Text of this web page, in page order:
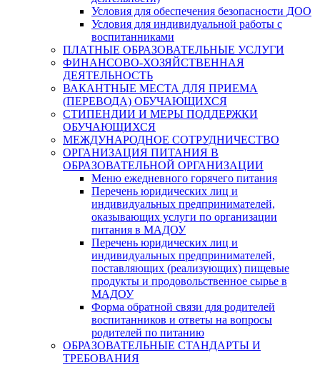
Условия для обеспечения безопасности ДОО
Условия для индивидуальной работы с
воспитанниками
ПЛАТНЫЕ ОБРАЗОВАТЕЛЬНЫЕ УСЛУГИ
ФИНАНСОВО-ХОЗЯЙСТВЕННАЯ
ДЕЯТЕЛЬНОСТЬ
ВАКАНТНЫЕ МЕСТА ДЛЯ ПРИЕМА
(ПЕРЕВОДА) ОБУЧАЮЩИХСЯ
СТИПЕНДИИ И МЕРЫ ПОДДЕРЖКИ
ОБУЧАЮЩИХСЯ
МЕЖДУНАРОДНОЕ СОТРУДНИЧЕСТВО
ОРГАНИЗАЦИЯ ПИТАНИЯ В
ОБРАЗОВАТЕЛЬНОЙ ОРГАНИЗАЦИИ
Меню ежедневного горячего питания
Перечень юридических лиц и
индивидуальных предпринимателей,
оказывающих услуги по организации
питания в МАДОУ
Перечень юридических лиц и
индивидуальных предпринимателей,
поставляющих (реализующих) пищевые
продукты и продовольственное сырье в
МАДОУ
Форма обратной связи для родителей
воспитанников и ответы на вопросы
родителей по питанию
ОБРАЗОВАТЕЛЬНЫЕ СТАНДАРТЫ И
ТРЕБОВАНИЯ